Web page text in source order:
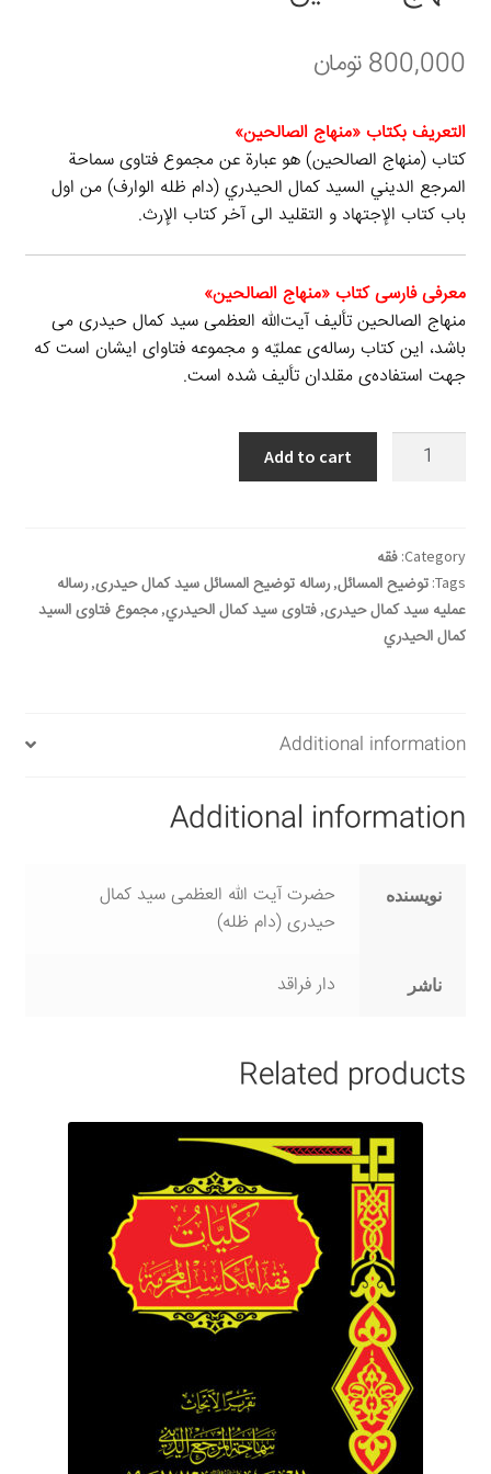
برگه نمونه
بلاگ
پرداخت
تماس با ما
ثبت شکایات
درباره ما
قوانین و مقررات
800,000تومان
التعریف بکتاب «منهاج الصالحین»
كتاب (منهاج الصالحين) هو عبارة عن مجموع فتاوى سماحة
المرجع الديني السيد كمال الحيدري (دام ظله الوارف) من اول
باب کتاب الإجتهاد و التقلید الی آخر کتاب الإرث.
معرفی فارسی کتاب «منهاج الصالحین»
منهاج الصالحين تألیف آیت‌الله العظمی سید کمال حیدری می
باشد، اين كتاب رساله‌ى عمليّه‌ و مجموعه فتاوای ایشان است كه
جهت استفاده‌ى مقلدان تألیف شده است.
منهاج
Add to cart
Category: فقه
Tags: توضیح المسائل, رساله توضیح المسائل سید کمال حیدری, رساله
عملیه سید کمال حیدری, فتاوى سيد كمال الحيدري, مجموع فتاوى السيد
كمال الحيدري
Additional information
Additional information
نویسنده
حضرت آیت الله العظمی سید کمال
حیدری (دام ظله)
ناشر دار فراقد
Related products